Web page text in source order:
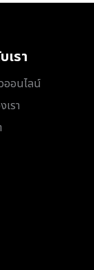
เรา
ออนไลน์
รา